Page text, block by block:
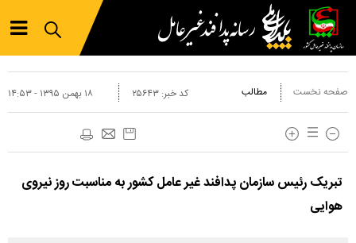
صفحه نخست مطالب ۱۸ بهمن ۱۳۹۵ - ۱۴:۵۳ کد خبر: ۲۵۶۴۳
تبریک رئیس سازمان پدافند غیر عامل کشور به مناسبت روز نیروی
هوایی